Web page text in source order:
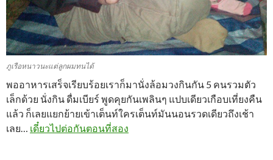
ภูเรือหนาวนะแต่ลูกผมทนได้
พออาหารเสร็จเรียบร้อยเราก็มานั่งล้อมวงกินกัน 5 คนรวมตัว
เล็กด้วย นั่งกิน ดื่มเบียร์ พูดคุยกันเพลินๆ แปบเดียวเกือบเที่ยงคืน
แล้ว ก็เลยแยกย้ายเข้าเต็นท์ใครเต็นท์มันนอนรวดเดียวถึงเช้า
เลย… เดี๋ยวไปต่อกันตอนที่สอง